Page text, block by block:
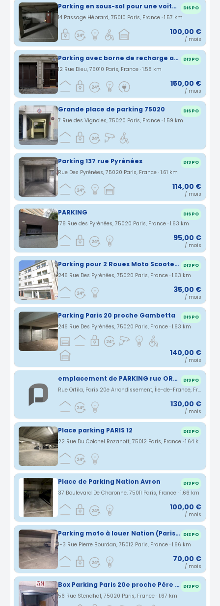
Parking en sous-sol pour une voiture ou 3 scooters DISPO
14 Passage Hébrard, 75010 Paris, France · 1.57 km
100,00 €
/ mois
Parking avec borne de recharge au 12 rue Dieu, 75010 Paris DISPO
12 Rue Dieu, 75010 Paris, France · 1.58 km
150,00 €
/ mois
Grande place de parking 75020 DISPO
7 Rue des Vignoles, 75020 Paris, France · 1.59 km
Parking 137 rue Pyrénées DISPO
Rue Des Pyrénées, 75020 Paris, France · 1.61 km
114,00 €
/ mois
PARKING DISPO
178 Rue des Pyrénées, 75020 Paris, France · 1.63 km
95,00 €
/ mois
Parking pour 2 Roues Moto Scooter Velo électrique DISPO
246 Rue Des Pyrénées, 75020 Paris, France · 1.63 km
35,00 €
/ mois
Parking Paris 20 proche Gambetta DISPO
246 Rue Des Pyrénées, 75020 Paris, France · 1.63 km
140,00 €
/ mois
emplacement de PARKING rue ORFILA 75020 PARIS DISPO
Rue Orfila, Paris 20e Arrondissement, Île-de-France, France · 1.63 km
130,00 €
/ mois
Place parking PARIS 12 DISPO
22 Rue Du Colonel Rozanoff, 75012 Paris, France · 1.64 km
Place de Parking Nation Avron DISPO
37 Boulevard De Charonne, 75011 Paris, France · 1.66 km
100,00 €
/ mois
Parking moto à louer Nation (Paris 12ème) DISPO
1-3 Rue Pierre Bourdan, 75012 Paris, France · 1.66 km
70,00 €
/ mois
Box Parking Paris 20e proche Père Lachaise DISPO
56 Rue Stendhal, 75020 Paris, France · 1.67 km